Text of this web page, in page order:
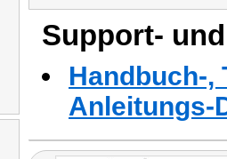
Support-
Handbuch-,
Anleitungs-